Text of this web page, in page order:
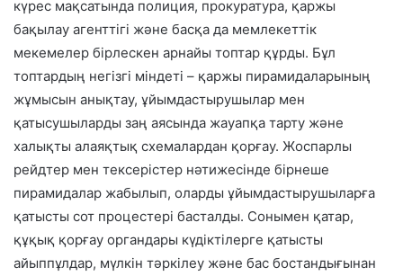
күрес мақсатында полиция, прокуратура, қаржы
бақылау агенттігі және басқа да мемлекеттік
мекемелер бірлескен арнайы топтар құрды. Бұл
топтардың негізгі міндеті – қаржы пирамидаларының
жұмысын анықтау, ұйымдастырушылар мен
қатысушыларды заң аясында жауапқа тарту және
халықты алаяқтық схемалардан қорғау. Жоспарлы
рейдтер мен тексерістер нәтижесінде бірнеше
пирамидалар жабылып, оларды ұйымдастырушыларға
қатысты сот процестері басталды. Сонымен қатар,
құқық қорғау органдары күдіктілерге қатысты
айыппұлдар, мүлкін тәркілеу және бас бостандығынан